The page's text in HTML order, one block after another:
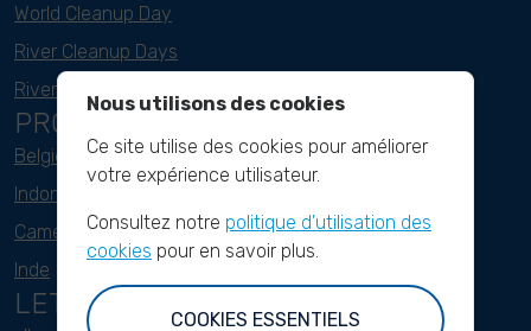
World Cleanup Day
River Cleanup Days
River Cleanup Challenge
PROJECTS
Belgique
Indonesie
Cameroun
Inde
LETTRE D'INFORMATION
Nous utilisons des cookies
Ce site utilise des cookies pour améliorer
votre expérience utilisateur.
Consultez notre politique d'utilisation des
cookies pour en savoir plus.
COOKIES ESSENTIELS